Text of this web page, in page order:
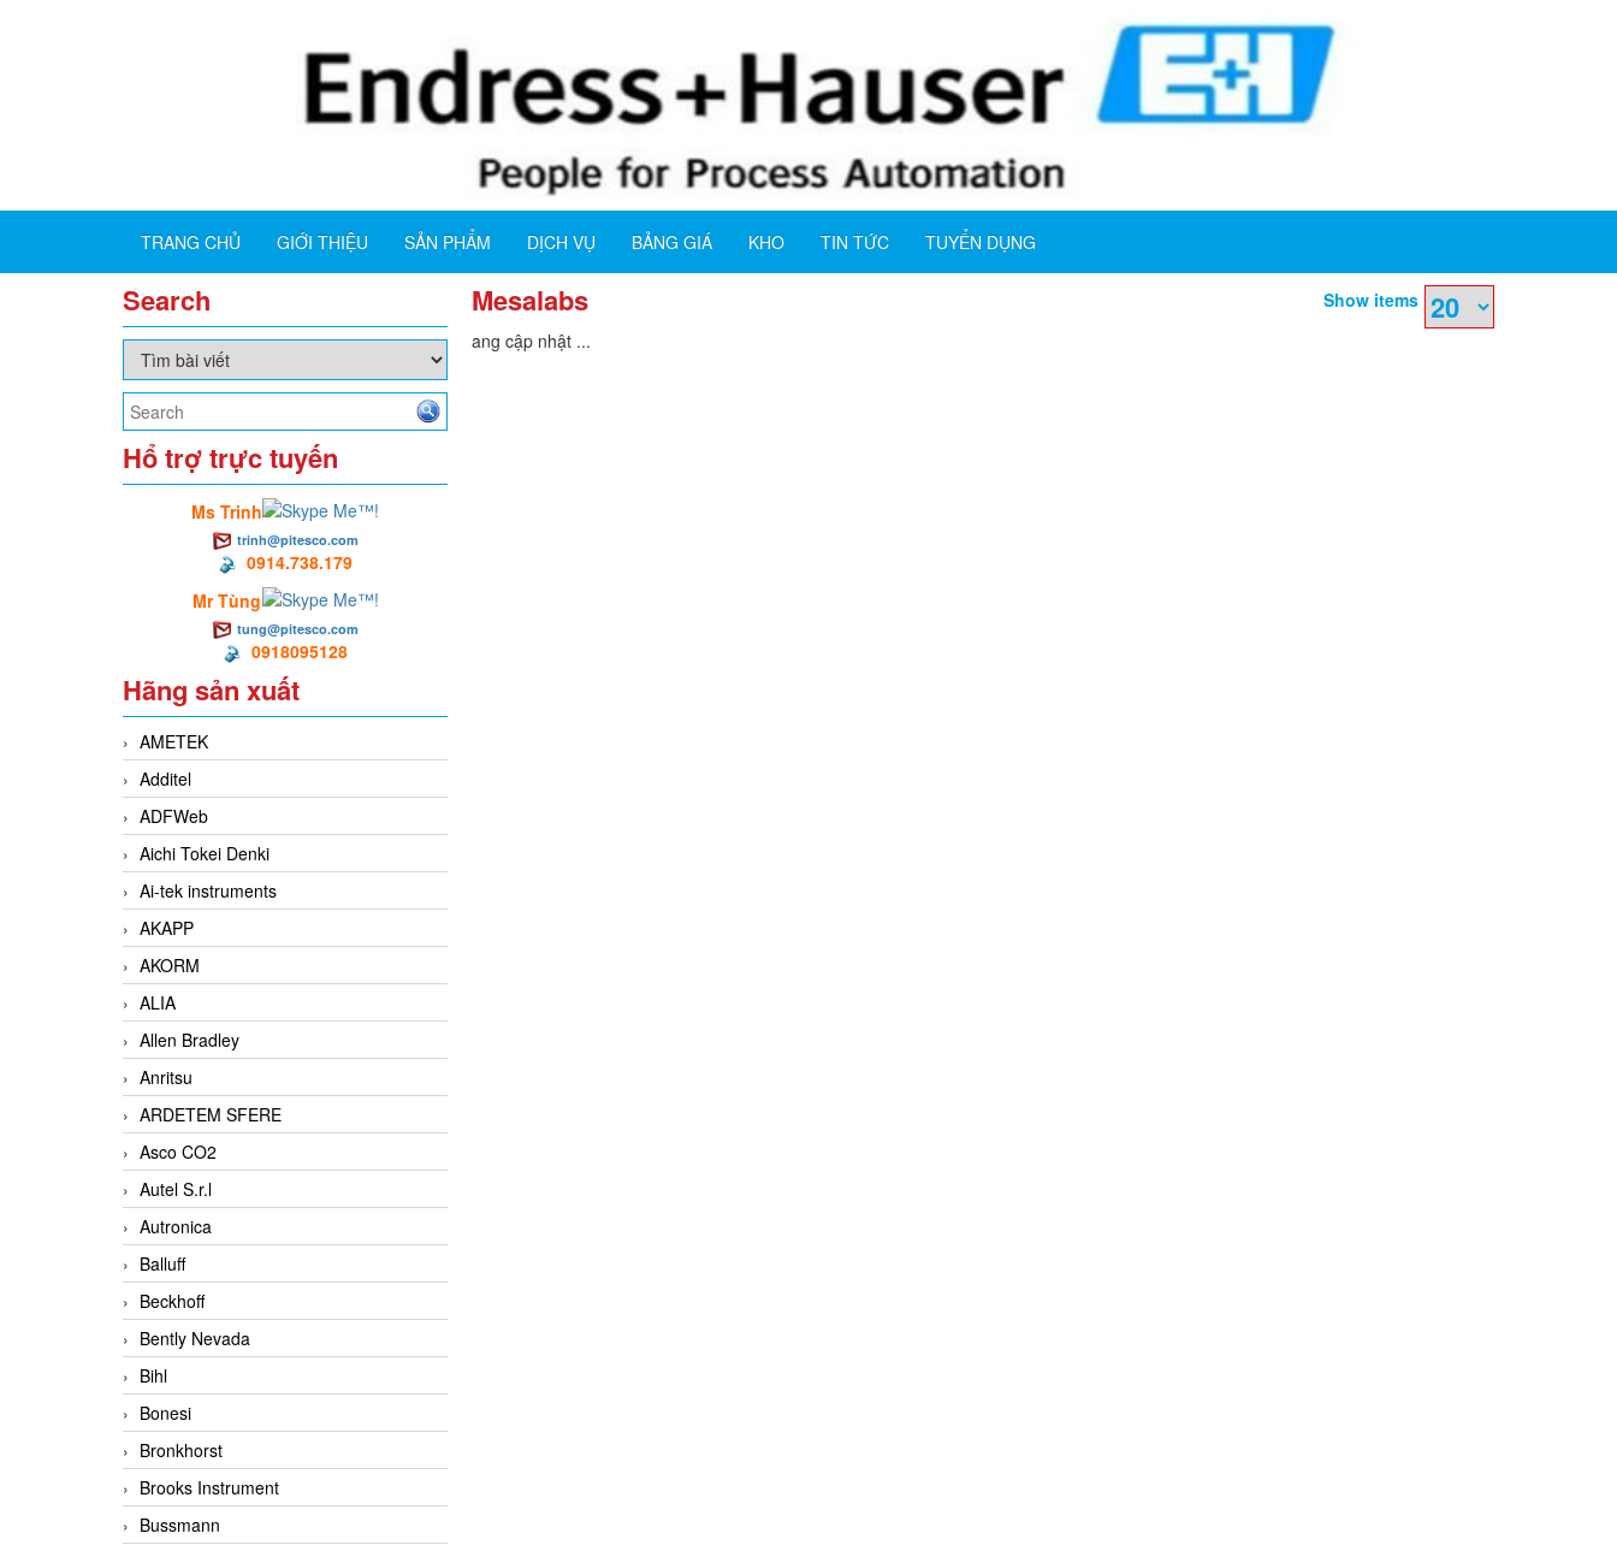
TRANG CHỦ GIỚI THIỆU SẢN PHẨM DỊCH VỤ BẢNG GIÁ KHO TIN TỨC TUYỂN DỤNG
Search
Hổ trợ trực tuyến
Ms Trinh
trinh@pitesco.com
0914.738.179
Mr Tùng
tung@pitesco.com
0918095128
Hãng sản xuất
AMETEK
Additel
ADFWeb
Aichi Tokei Denki
Ai-tek instruments
AKAPP
AKORM
ALIA
Allen Bradley
Anritsu
ARDETEM SFERE
Asco CO2
Autel S.r.l
Autronica
Balluff
Beckhoff
Bently Nevada
Bihl
Bonesi
Bronkhorst
Brooks Instrument
Bussmann
Mesalabs
Show items
Đang cập nhật ...